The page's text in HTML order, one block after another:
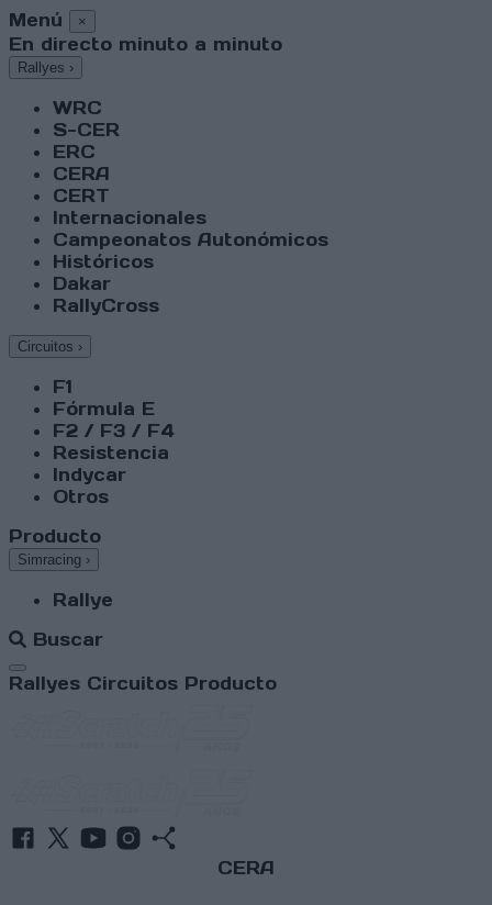
Menú ×
En directo minuto a minuto
Rallyes ›
WRC
S-CER
ERC
CERA
CERT
Internacionales
Campeonatos Autonómicos
Históricos
Dakar
RallyCross
Circuitos ›
F1
Fórmula E
F2 / F3 / F4
Resistencia
Indycar
Otros
Producto
Simracing ›
Rallye
Buscar
Abrir menú
Rallyes Circuitos Producto
CERA